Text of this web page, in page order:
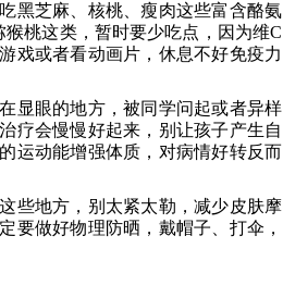
黑芝麻、核桃、瘦肉这些富含酪氨
桃这类，暂时要少吃点，因为维C
戏或者看动画片，休息不好免疫力
显眼的地方，被同学问起或者异样
疗会慢慢好起来，别让孩子产生自
运动能增强体质，对病情好转反而
些地方，别太紧太勒，减少皮肤摩
要做好物理防晒，戴帽子、打伞，